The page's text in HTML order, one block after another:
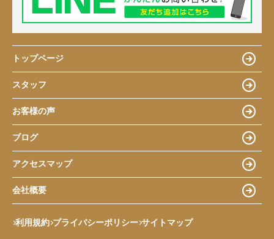
トップページ
スタッフ
お客様の声
ブログ
アクセスマップ
会社概要
利用規約 プライバシーポリシー サイトマップ